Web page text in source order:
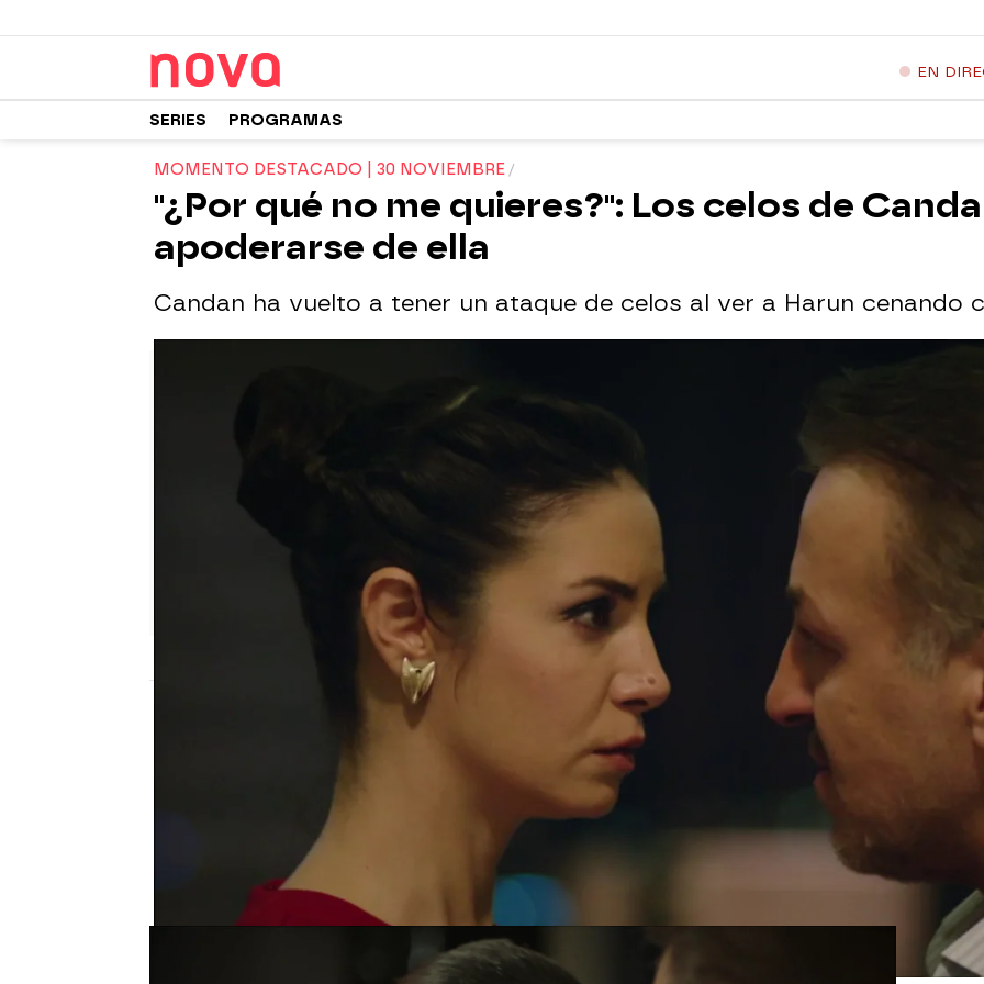
EN
SERIES PROGRAMAS
MOMENTO DESTACADO | 30 NOVIEMBRE
"¿Por qué no me quieres?": Los celos de
apoderarse de ella
Candan ha vuelto a tener un ataque de celos al ver a Harun cenando
WhatsappFacebook
Los celos de Candan han vuelto a apoderarse de ella
al ver a
Harun disfrutando de una velada romántica con Dilara:"No voy
a permitir que estés con otra mujer"
, le ha dicho en un ataque
de rabia.
Sin embargo, Harun está cansado de permitirle que controle su